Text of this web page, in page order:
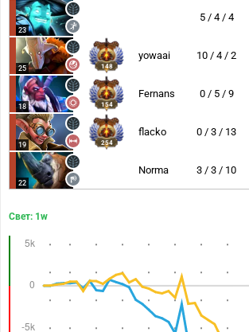
23
5 / 4 / 4
25 148
yowaai 10 / 4 / 2
18 154
Fernans 0 / 5 / 9
19 254
flacko 0 / 3 / 13
22
Norma 3 / 3 / 10
Свет: 1w